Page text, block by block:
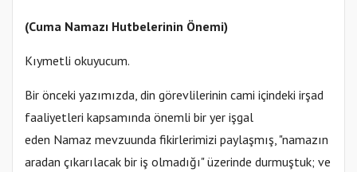
(Cuma Namazı Hutbelerinin Önemi)
Kıymetli okuyucum.
Bir önceki yazımızda, din görevlilerinin cami içindeki irşad
faaliyetleri kapsamında önemli bir yer işgal
eden Namaz mevzuunda fikirlerimizi paylaşmış, "namazın
aradan çıkarılacak bir iş olmadığı" üzerinde durmuştuk; ve